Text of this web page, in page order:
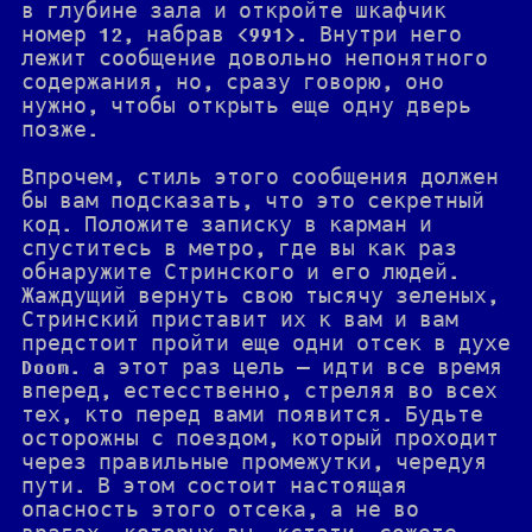
в глубине зала и откройте шкафчик
номер 12, набрав <991>. Внутри него
лежит сообщение довольно непонятного
содержания, но, сразу говорю, оно
нужно, чтобы открыть еще одну дверь
позже.
Впрочем, стиль этого сообщения должен
бы вам подсказать, что это секретный
код. Положите записку в карман и
спуститесь в метро, где вы как раз
обнаружите Стринского и его людей.
Жаждущий вернуть свою тысячу зеленых,
Стринский приставит их к вам и вам
предстоит пройти еще одни отсек в духе
Doom. а этот раз цель — идти все время
вперед, естесственно, стреляя во всех
тех, кто перед вами появится. Будьте
осторожны с поездом, который проходит
через правильные промежутки, чередуя
пути. В этом состоит настоящая
опасность этого отсека, а не во